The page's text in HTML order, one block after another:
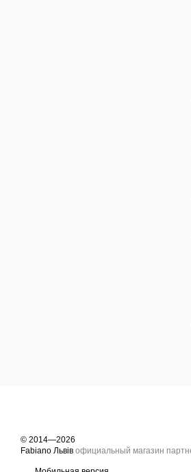
© 2014—2026
Fabiano Львів официальный магазин